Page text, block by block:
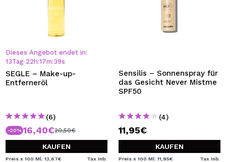
Dieses Angebot endet in:
13Tag 22 h:17m:38s
SEGLE – Make-up-
Entferneröl
(6)
-20% 16,40€20,50€
KAUFEN
Preis x 100 Ml: 13,67€ Tax Inb.
Sensilis – Sonnenspray für
das Gesicht Never Mistme
SPF50
(4)
11,95€
KAUFEN
Preis x 100 Ml: 11,95€ Tax Inb.